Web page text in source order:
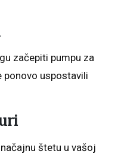
začepiti pumpu za
uspostavili
štetu u vašoj